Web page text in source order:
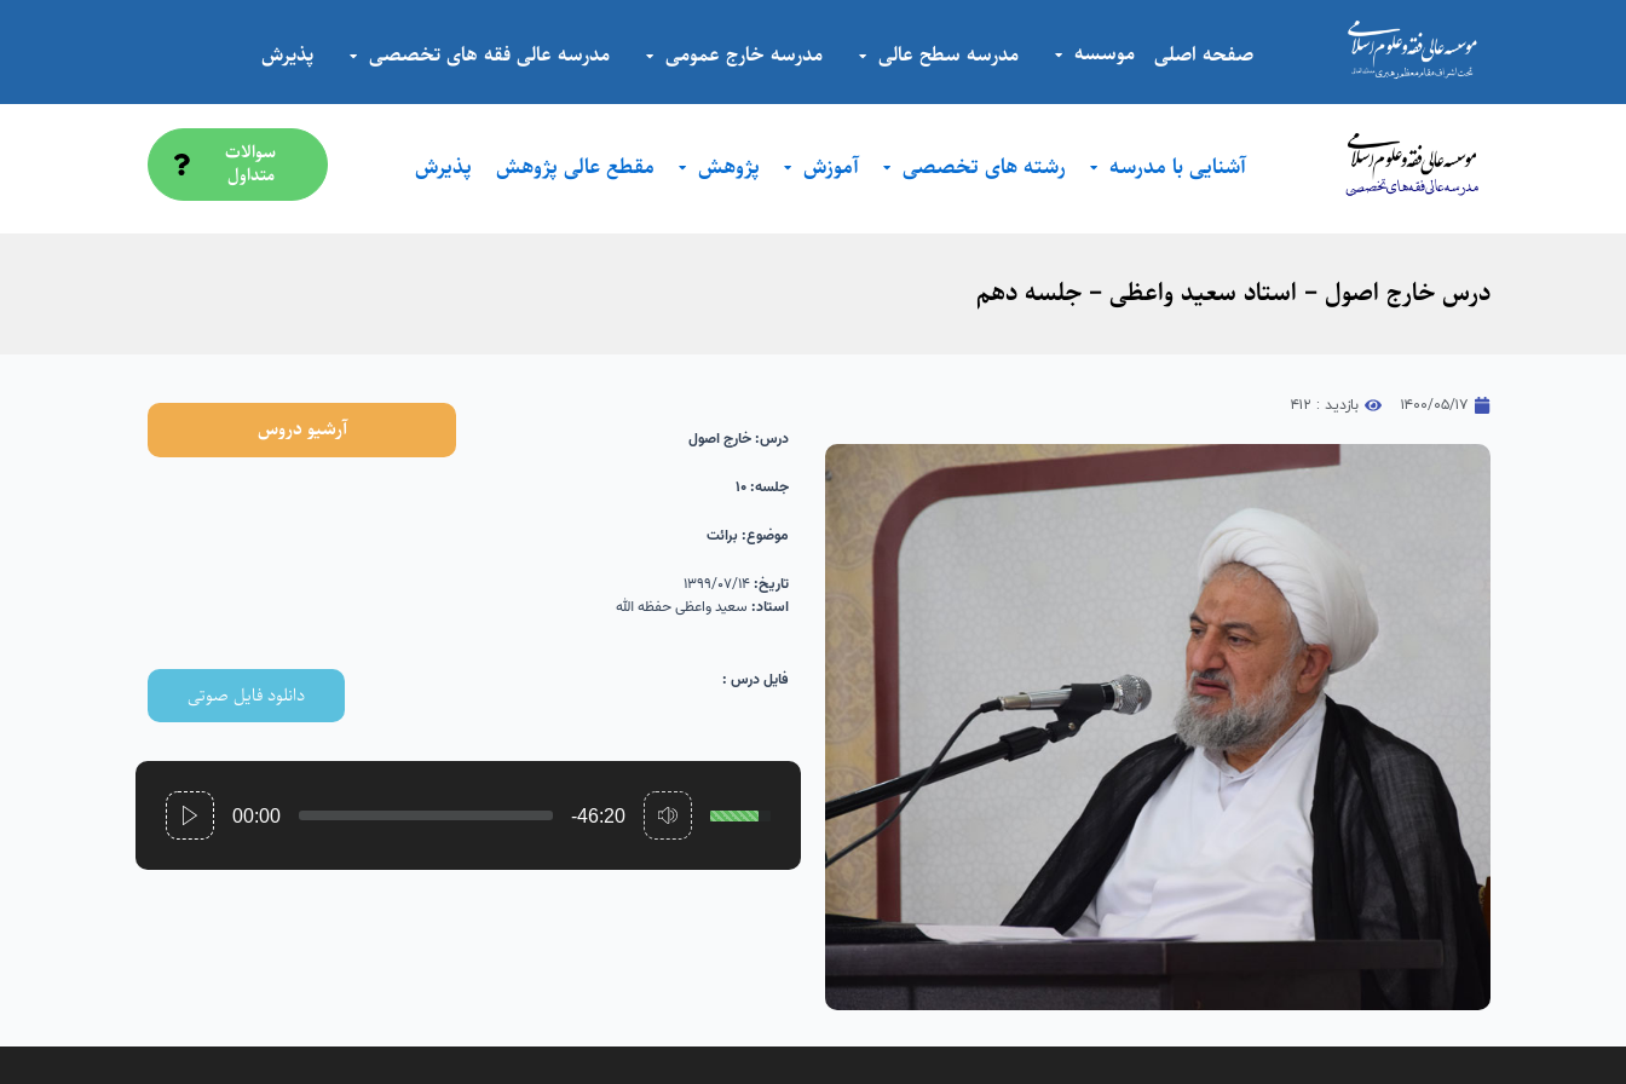
صفحه اصلی موسسه مدرسه سطح عالی مدرسه خارج عمومی مدرسه عالی فقه های تخصصی پذیرش
آشنایی با مدرسه رشته های تخصصی آموزش پژوهش مقطع عالی پژوهش پذیرش سوالات
متداول
درس خارج اصول – استاد سعید واعظی – جلسه دهم
۱۴۰۰/۰۵/۱۷ بازدید : ۴۱۲
درس:خارج اصول
جلسه: ۱۰
موضوع: برائت
تاریخ:
استاد: سعید واعظی حفظه الله
آرشیو دروس
فایل درس :
دانلود فایل صوتی
00:00 -46:20